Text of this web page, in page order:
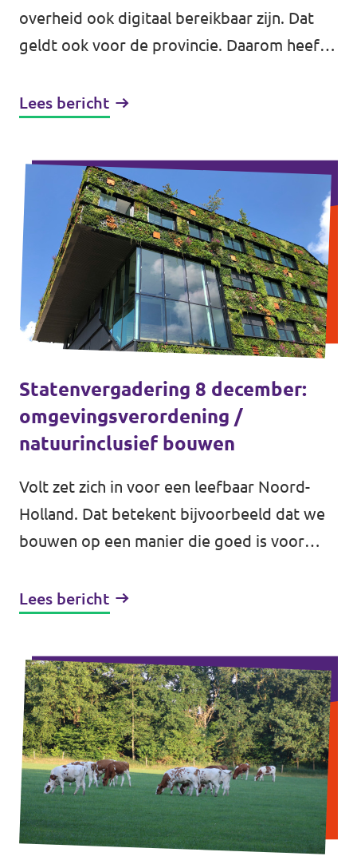
overheid ook digitaal bereikbaar zijn. Dat
geldt ook voor de provincie. Daarom heeft
gebruik te maken van digitale...
Lees bericht
Statenvergadering 8 december:
omgevingsverordening /
natuurinclusief bouwen
Volt zet zich in voor een leefbaar Noord-
Holland. Dat betekent bijvoorbeeld dat we
bouwen op een manier die goed is voor
wij ons tijdens de Statenvergadering...
Lees bericht